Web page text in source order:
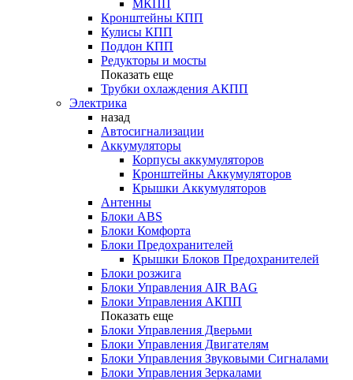
МКПП
Кронштейны КПП
Кулисы КПП
Поддон КПП
Редукторы и мосты
Показать еще
Трубки охлаждения АКПП
Электрика
назад
Автосигнализации
Аккумуляторы
Корпусы аккумуляторов
Кронштейны Аккумуляторов
Крышки Аккумуляторов
Антенны
Блоки ABS
Блоки Комфорта
Блоки Предохранителей
Крышки Блоков Предохранителей
Блоки розжига
Блоки Управления AIR BAG
Блоки Управления АКПП
Показать еще
Блоки Управления Дверьми
Блоки Управления Двигателям
Блоки Управления Звуковыми Сигналами
Блоки Управления Зеркалами